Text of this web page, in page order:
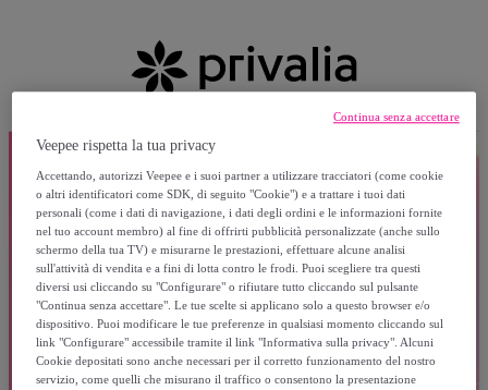
Veepee rispetta la tua privacy
Accettando, autorizzi Veepee e i suoi partner a utilizzare tracciatori (come cookie
o altri identificatori come SDK, di seguito "Cookie") e a trattare i tuoi dati
personali (come i dati di navigazione, i dati degli ordini e le informazioni fornite
nel tuo account membro) al fine di offrirti pubblicità personalizzate (anche sullo
schermo della tua TV) e misurarne le prestazioni, effettuare alcune analisi
sull'attività di vendita e a fini di lotta contro le frodi. Puoi scegliere tra questi
diversi usi cliccando su "Configurare" o rifiutare tutto cliccando sul pulsante
"Continua senza accettare". Le tue scelte si applicano solo a questo browser e/o
dispositivo. Puoi modificare le tue preferenze in qualsiasi momento cliccando sul
link "Configurare" accessibile tramite il link "Informativa sulla privacy". Alcuni
Cookie depositati sono anche necessari per il corretto funzionamento del nostro
servizio, come quelli che misurano il traffico o consentono la presentazione
Continua senza accettare